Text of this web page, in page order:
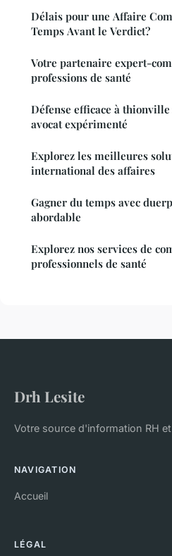
Délais pour une Affaire
Temps Avant le Verdict?
Votre partenaire expert-
professions de santé
Défense efficace à
avocat expérimenté
Explorez les meilleures
international des affaires
Gagner du temps avec
abordable
Explorez nos services de
professionnels de santé
Drh Lesite
Votre source d'information RH
NAVIGATION
Accueil
LÉGAL